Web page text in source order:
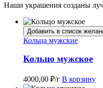
Наши украшения созданы
Добавить в список
Кольца мужские
Кольцо мужское
4000,00 ₽/г В корзину